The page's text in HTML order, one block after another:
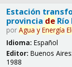
Estación
provincia deRío
por Agua y Energía
Idioma: Español
Editor: Buenos Aires:
1988